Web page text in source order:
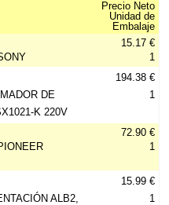
Precio Neto
Unidad de
Embalaje
15.17 €
1
DE
K 220V
194.38 €
1
72.90 €
1
ALB2,
15.99 €
1